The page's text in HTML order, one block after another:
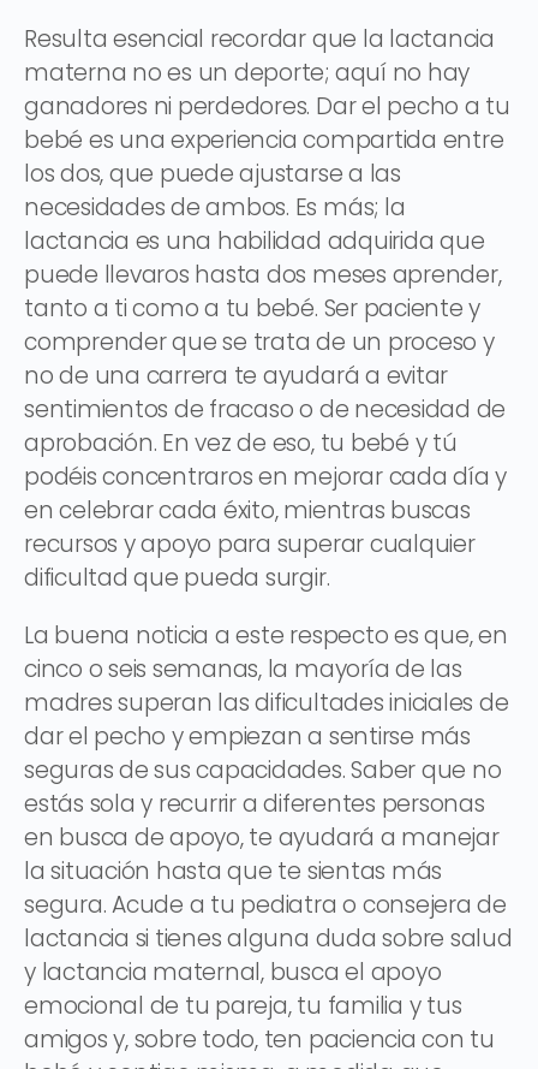
Resulta esencial recordar que la lactancia
materna no es un deporte; aquí no hay
ganadores ni perdedores. Dar el pecho a tu
bebé es una experiencia compartida entre
los dos, que puede ajustarse a las
necesidades de ambos. Es más; la
lactancia es una habilidad adquirida que
puede llevaros hasta dos meses aprender,
tanto a ti como a tu bebé. Ser paciente y
comprender que se trata de un proceso y
no de una carrera te ayudará a evitar
sentimientos de fracaso o de necesidad de
aprobación. En vez de eso, tu bebé y tú
podéis concentraros en mejorar cada día y
en celebrar cada éxito, mientras buscas
recursos y apoyo para superar cualquier
dificultad que pueda surgir.
La buena noticia a este respecto es que, en
cinco o seis semanas, la mayoría de las
madres superan las dificultades iniciales de
dar el pecho y empiezan a sentirse más
seguras de sus capacidades. Saber que no
estás sola y recurrir a diferentes personas
en busca de apoyo, te ayudará a manejar
la situación hasta que te sientas más
segura. Acude a tu pediatra o consejera de
lactancia si tienes alguna duda sobre salud
y lactancia maternal, busca el apoyo
emocional de tu pareja, tu familia y tus
amigos y, sobre todo, ten paciencia con tu